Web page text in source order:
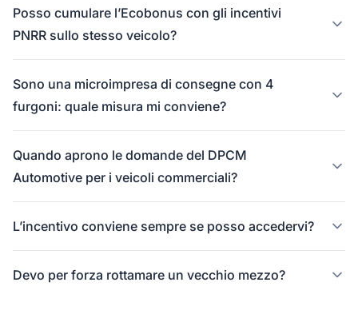
Posso cumulare l’Ecobonus con gli incentivi
PNRR sullo stesso veicolo?
Sono una microimpresa di consegne con 4
furgoni: quale misura mi conviene?
Quando aprono le domande del DPCM
Automotive per i veicoli commerciali?
L’incentivo conviene sempre se posso accedervi?
Devo per forza rottamare un vecchio mezzo?